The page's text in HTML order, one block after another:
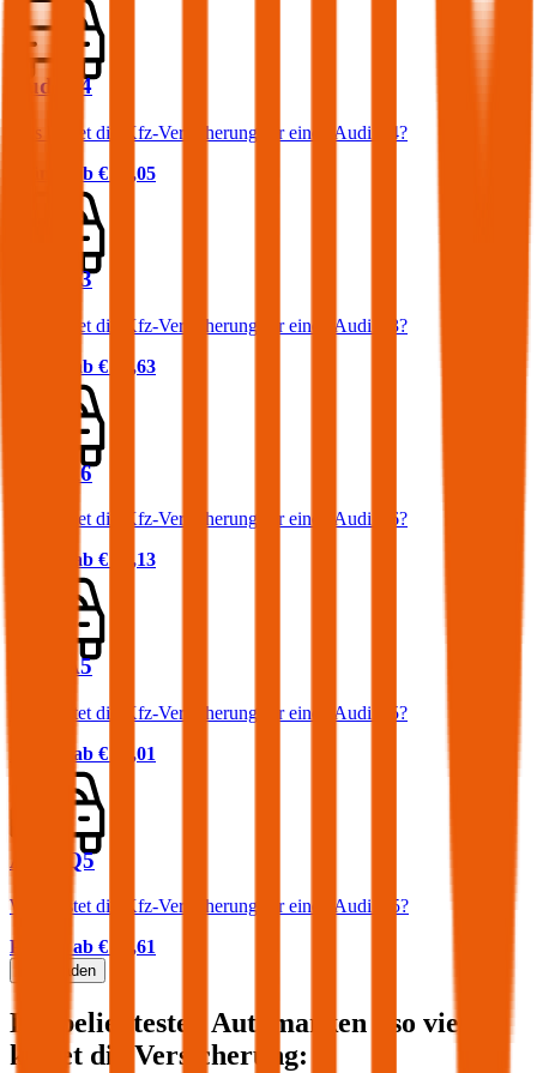
Audi A4
Was kostet die Kfz-Versicherung für einen Audi A4?
Prämie ab € 87,05
Audi A3
Was kostet die Kfz-Versicherung für einen Audi A3?
Prämie ab € 54,63
Audi A6
Was kostet die Kfz-Versicherung für einen Audi A6?
Prämie ab € 69,13
Audi A5
Was kostet die Kfz-Versicherung für einen Audi A5?
Prämie ab € 64,01
Audi Q5
Was kostet die Kfz-Versicherung für einen Audi Q5?
Prämie ab € 85,61
Mehr laden
Die beliebtesten Automarken - so viel
kostet die Versicherung: